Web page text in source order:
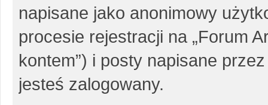
napisane jako anonimowy
procesie rejestracji na „Forum
kontem”) i posty napisane
jesteś zalogowany.